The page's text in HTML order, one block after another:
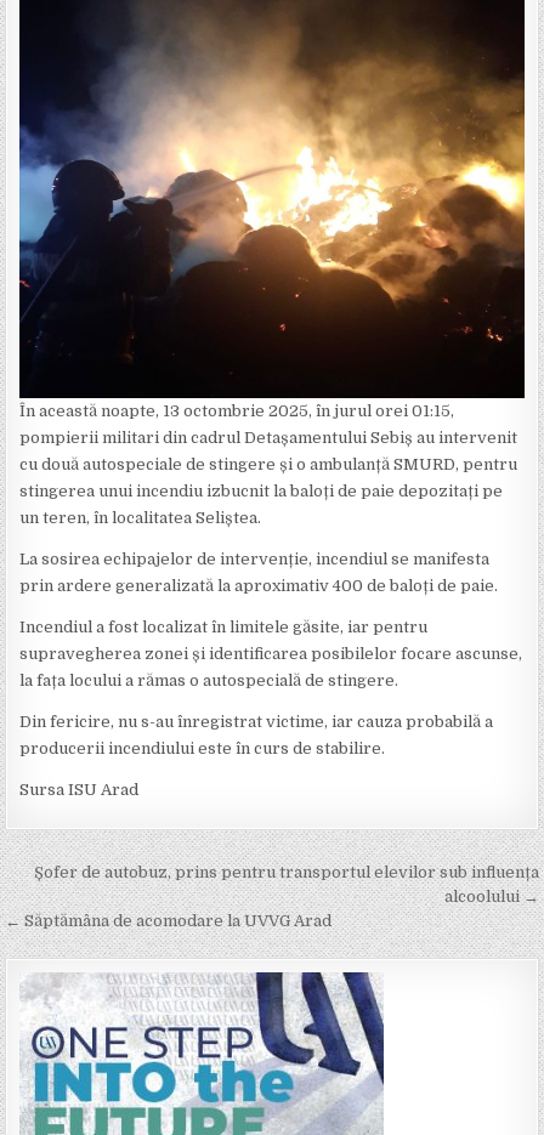
În această noapte, 13 octombrie 2025, în jurul orei 01:15,
pompierii militari din cadrul Detașamentului Sebiș au intervenit
cu două autospeciale de stingere și o ambulanță SMURD, pentru
stingerea unui incendiu izbucnit la baloți de paie depozitați pe
un teren, în localitatea Seliștea.
La sosirea echipajelor de intervenție, incendiul se manifesta
prin ardere generalizată la aproximativ 400 de baloți de paie.
Incendiul a fost localizat în limitele găsite, iar pentru
supravegherea zonei și identificarea posibilelor focare ascunse,
la fața locului a rămas o autospecială de stingere.
Din fericire, nu s-au înregistrat victime, iar cauza probabilă a
producerii incendiului este în curs de stabilire.
Sursa ISU Arad
Post
navigation
Șofer de autobuz, prins pentru transportul elevilor sub influența
alcoolului →
← Săptămâna de acomodare la UVVG Arad